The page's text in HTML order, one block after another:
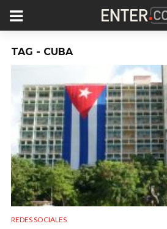
TAG - CUBA
REDES SOCIALES